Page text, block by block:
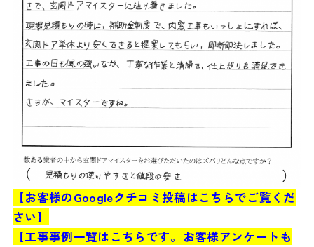
【お客様のGoogleクチコミ投稿はこちらでご覧くだ
さい】
【工事事例一覧はこちらです。お客様アンケートも